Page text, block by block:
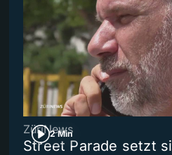
2 Min
ZüriNews
Street Parade setzt